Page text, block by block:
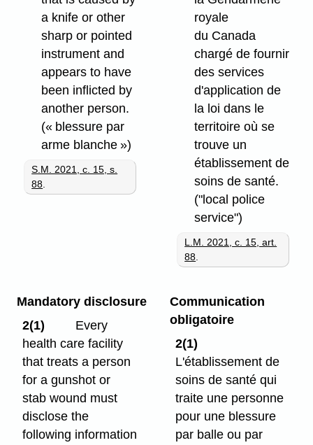
a knife or other
sharp or pointed
instrument and
appears to have
been inflicted by
another person.
(« blessure par
arme blanche »)
S.M. 2021, c. 15, s.
88.
royale
du Canada
chargé de fournir
des services
d'application de
la loi dans le
territoire où se
trouve un
établissement de
soins de santé.
("local police
service")
L.M. 2021, c. 15, art.
88.
Mandatory disclosure
2(1)
Every
health care facility
that treats a person
for a gunshot or
stab wound must
disclose the
following information
Communication
obligatoire
2(1)
L'établissement de
soins de santé qui
traite une personne
pour une blessure
par balle ou par